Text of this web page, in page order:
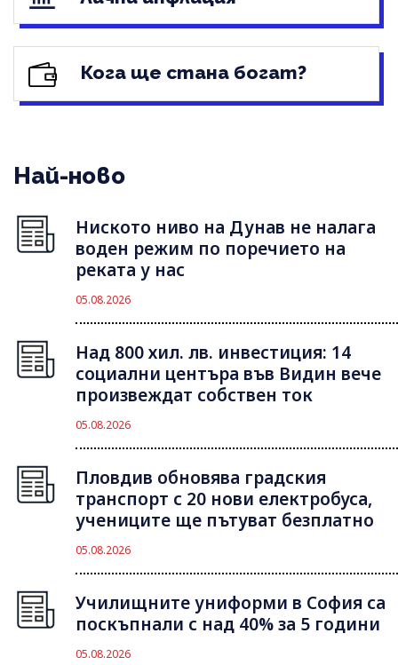
Кога ще стана богат?
Най-ново
Ниското ниво на Дунав не налага
воден режим по поречието на
реката у нас
05.08.2026
Над 800 хил. лв. инвестиция: 14
социални центъра във Видин вече
произвеждат собствен ток
05.08.2026
Пловдив обновява градския
транспорт с 20 нови електробуса,
учениците ще пътуват безплатно
05.08.2026
Училищните униформи в София са
поскъпнали с над 40% за 5 години
05.08.2026